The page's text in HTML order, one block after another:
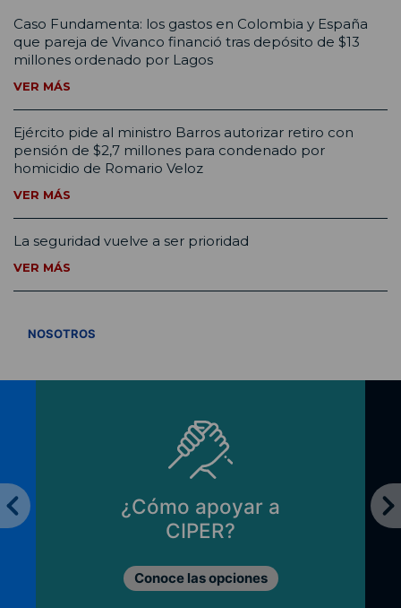
Caso Fundamenta: los gastos en Colombia y España
que pareja de Vivanco financió tras depósito de $13
millones ordenado por Lagos
VER MÁS
Ejército pide al ministro Barros autorizar retiro con
pensión de $2,7 millones para condenado por
homicidio de Romario Veloz
VER MÁS
La seguridad vuelve a ser prioridad
VER MÁS
NOSOTROS
¿Cómo apoyar a
CIPER?
Conoce las opciones